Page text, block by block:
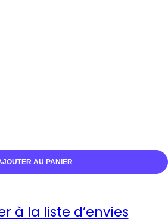
AU PANIER
à la liste d’envies